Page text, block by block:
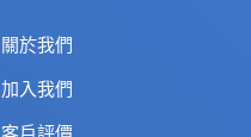
關於我們
加入我們